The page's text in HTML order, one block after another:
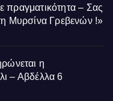
πραγματικότητα – Σας
Μυρσίνα Γρεβενών !»
η
– Αβδέλλα 6